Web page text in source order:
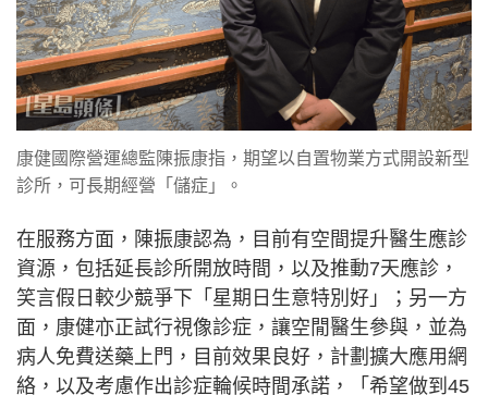
康健國際營運總監陳振康指，期望以自置物業方式開設新型
診所，可長期經營「儲症」。
在服務方面，陳振康認為，目前有空間提升醫生應診
資源，包括延長診所開放時間，以及推動7天應診，
笑言假日較少競爭下「星期日生意特別好」；另一方
面，康健亦正試行視像診症，讓空閒醫生參與，並為
病人免費送藥上門，目前效果良好，計劃擴大應用網
絡，以及考慮作出診症輪候時間承諾，「希望做到45